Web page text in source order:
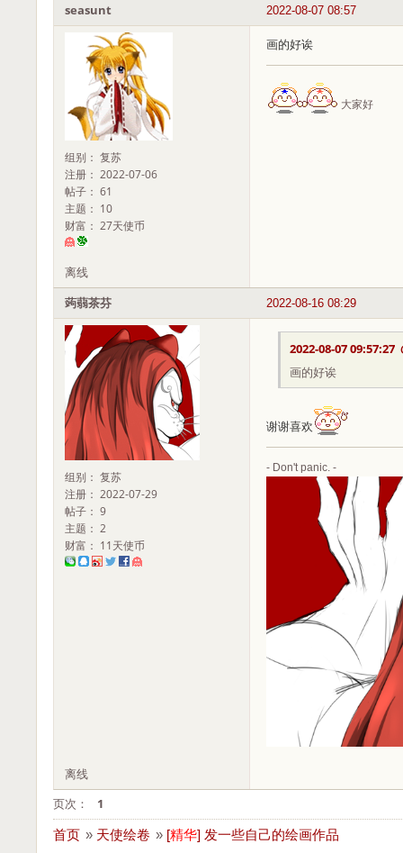
2022-08-07 08:57
seasunt
组别： 复苏
注册： 2022-07-06
帖子： 61
主题： 10
财富： 27天使币
画的好诶
大家好
离线
2022-08-16 08:29
蒟蒻茶芬
组别： 复苏
注册： 2022-07-29
帖子： 9
主题： 2
财富： 11天使币
2022-08-07 09:57:27
画的好诶
谢谢喜欢
- Don't panic. -
离线
页次：
1
首页 » 天使绘卷 » [精华] 发一些自己的绘画作品